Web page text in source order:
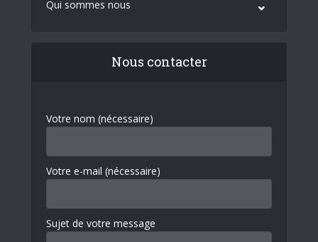
Qui sommes nous
Nous contacter
Votre nom (nécessaire)
Votre e-mail (nécessaire)
Sujet de votre message